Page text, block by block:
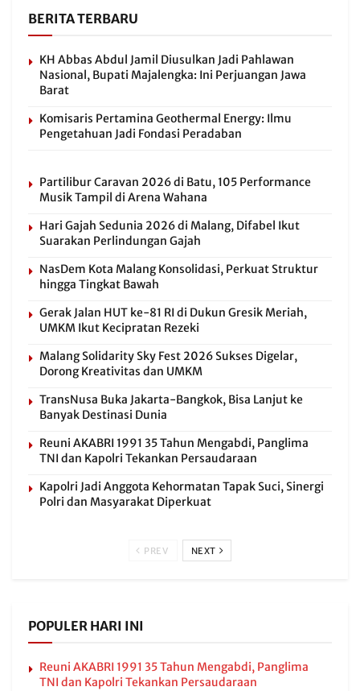
BERITA TERBARU
KH Abbas Abdul Jamil Diusulkan Jadi Pahlawan
Nasional, Bupati Majalengka: Ini Perjuangan Jawa
Barat
Komisaris Pertamina Geothermal Energy: Ilmu
Pengetahuan Jadi Fondasi Peradaban
Partilibur Caravan 2026 di Batu, 105 Performance
Musik Tampil di Arena Wahana
Hari Gajah Sedunia 2026 di Malang, Difabel Ikut
Suarakan Perlindungan Gajah
NasDem Kota Malang Konsolidasi, Perkuat Struktur
hingga Tingkat Bawah
Gerak Jalan HUT ke-81 RI di Dukun Gresik Meriah,
UMKM Ikut Kecipratan Rezeki
Malang Solidarity Sky Fest 2026 Sukses Digelar,
Dorong Kreativitas dan UMKM
TransNusa Buka Jakarta-Bangkok, Bisa Lanjut ke
Banyak Destinasi Dunia
Reuni AKABRI 1991 35 Tahun Mengabdi, Panglima
TNI dan Kapolri Tekankan Persaudaraan
Kapolri Jadi Anggota Kehormatan Tapak Suci, Sinergi
Polri dan Masyarakat Diperkuat
PREV NEXT
POPULER HARI INI
Reuni AKABRI 1991 35 Tahun Mengabdi, Panglima
TNI dan Kapolri Tekankan Persaudaraan